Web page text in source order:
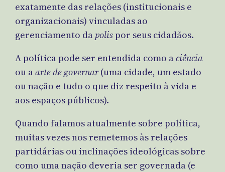
exatamente das relações (institucionais e
organizacionais) vinculadas ao
gerenciamento da polis por seus cidadãos.
A política pode ser entendida como aciência
ou aarte de governar(uma cidade, um estado
ou nação e tudo o que diz respeito à vida e
aos espaços públicos).
Quando falamos atualmente sobre política,
muitas vezes nos remetemos às relações
partidárias ou inclinações ideológicas sobre
como uma nação deveria ser governada (e